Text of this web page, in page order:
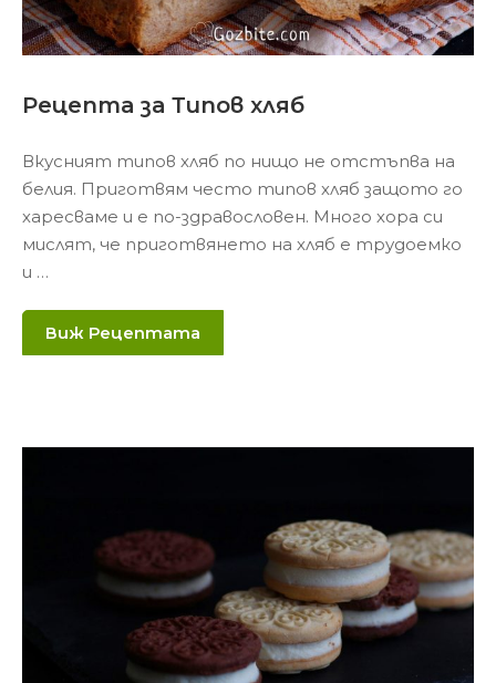
Рецепта за Типов хляб
Вкусният типов хляб по нищо не отстъпва на
белия. Приготвям често типов хляб защото го
харесваме и е по-здравословен. Много хора си
мислят, че приготвянето на хляб е трудоемко
и …
Виж Рецептата